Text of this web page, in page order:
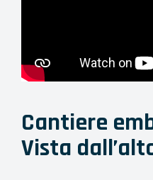
Cantiere
Vista